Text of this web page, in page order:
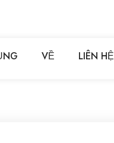
VỀ LIÊN HỆ